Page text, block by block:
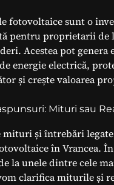
fotovoltaice sunt o
pentru proprietarii de
Acestea pot genera
energie electrică,
și crește valoarea
Mituri sau
și întrebări
în Vrancea. În
la unele dintre cele
clarifica miturile și